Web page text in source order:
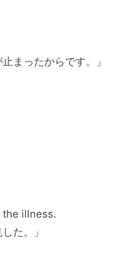
まったからです。」
illness.
た。」